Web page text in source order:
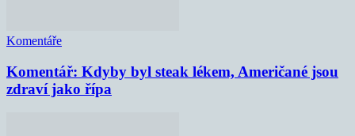
Komentáře
Komentář: Kdyby byl steak lékem, Američané jsou
zdraví jako řípa